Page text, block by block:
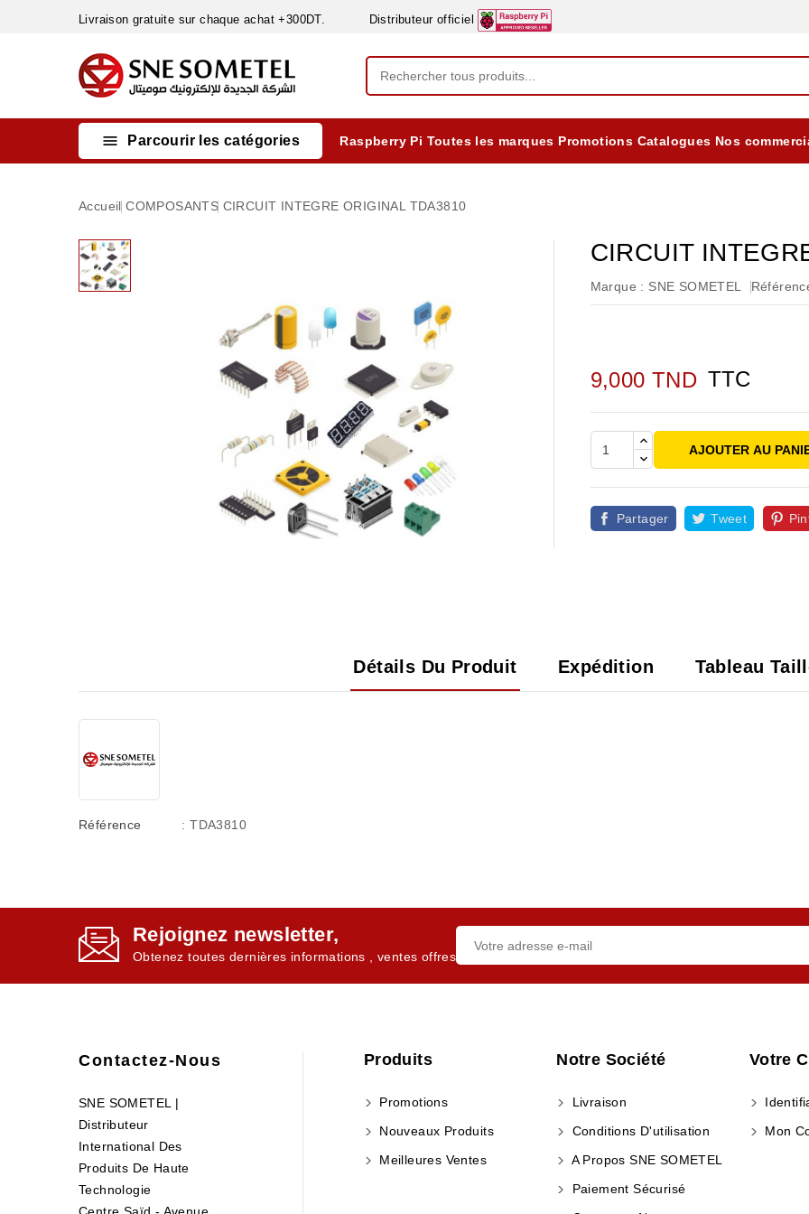
Livraison gratuite sur chaque achat +300DT. Distributeur officiel
 Parcourir les catégories Raspberry Pi Toutes les marques Promotions Catalogues Nos
Accueil COMPOSANTS CIRCUIT INTEGRE ORIGINAL TDA3810
CIRCUIT
Marque : SNE SOMETEL
9,000 TND TTC
AJOUTER AU
Partager Tweet
Détails Du Produit Expédition Tableau
Référence : TDA3810
Rejoignez newsletter,
Obtenez toutes dernières informations , ventes offres
Contactez-Nous
SNE SOMETEL |
Distributeur
International Des
Produits De Haute
Technologie
Produits
Promotions
Nouveaux Produits
Meilleures Ventes
Notre Société
Livraison
Conditions D'utilisation
A Propos SNE SOMETEL
Paiement Sécurisé
Votre
Mon